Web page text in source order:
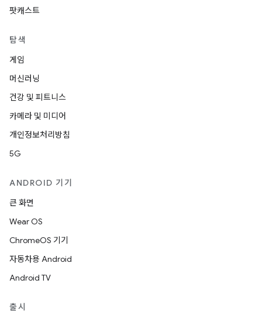
팟캐스트
탐색
게임
머신러닝
건강 및 피트니스
카메라 및 미디어
개인정보처리방침
5G
ANDROID 기기
큰 화면
Wear OS
ChromeOS 기기
자동차용 Android
Android TV
출시